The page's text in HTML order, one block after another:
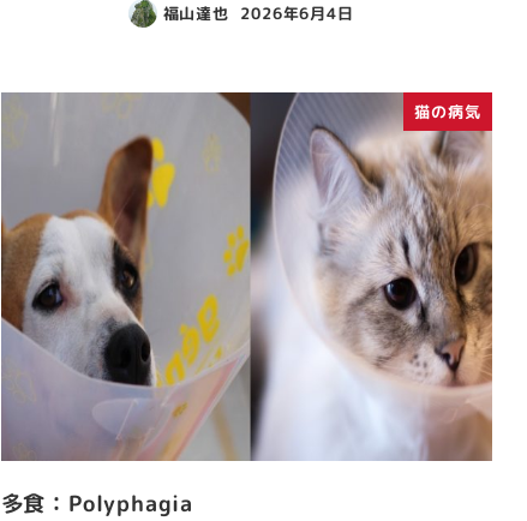
福山達也 2026年6月4日
猫の病気
多食：Polyphagia